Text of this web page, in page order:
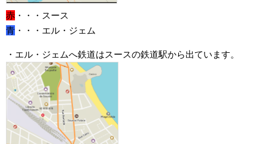
赤 ・・・スース
青 ・・・エル・ジェム
・エル・ジェムへ鉄道はスースの鉄道駅から出ています。